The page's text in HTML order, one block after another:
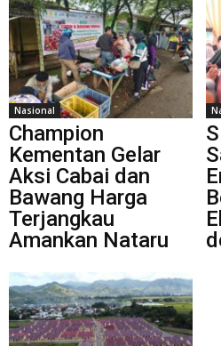
Nasional
Champion
Kementan Gelar
Aksi Cabai dan
Bawang Harga
Terjangkau
Amankan Nataru